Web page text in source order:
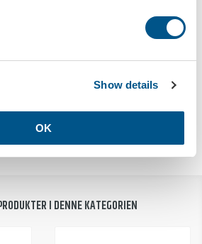
Show details
OK
I DENNE KATEGORIEN